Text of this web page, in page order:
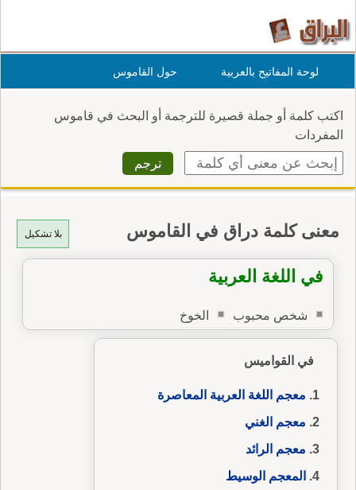
لوحة المفاتيح بالعربية حول القاموس
اكتب كلمة أو جملة قصيرة للترجمة أو البحث في قاموس
المفردات
بلا تشكيل معنى كلمة دراق في القاموس
في اللغة العربية
شخص محبوب الخوخ
في القواميس
معجم اللغة العربية المعاصرة
معجم الغني
معجم الرائد
المعجم الوسيط